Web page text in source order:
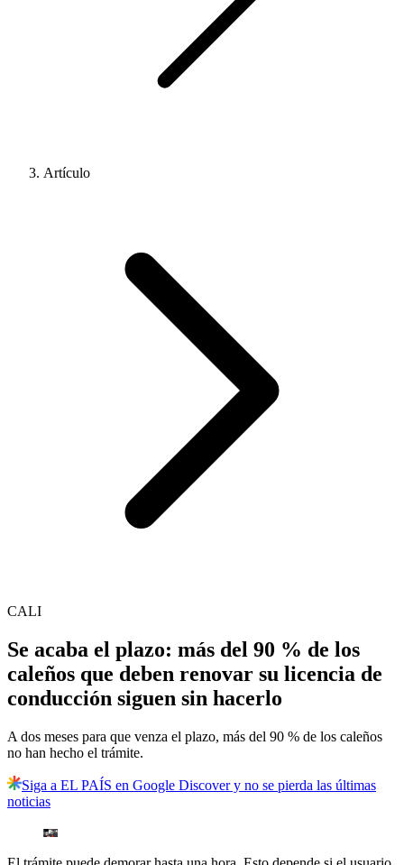
Artículo
CALI
Se acaba el plazo: más del 90 % de los
caleños que deben renovar su licencia de
conducción siguen sin hacerlo
A dos meses para que venza el plazo, más del 90 % de los caleños
no han hecho el trámite.
Siga a EL PAÍS en Google Discover y no se pierda las últimas
noticias